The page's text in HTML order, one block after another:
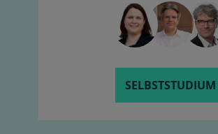
SELBSTSTUDIUM